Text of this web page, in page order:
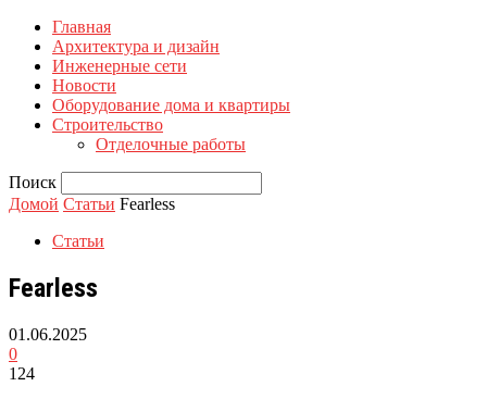
Главная
Архитектура и дизайн
Инженерные сети
Новости
Оборудование дома и квартиры
Строительство
Отделочные работы
Поиск
Домой Статьи Fearless
Статьи
Fearless
01.06.2025
0
124